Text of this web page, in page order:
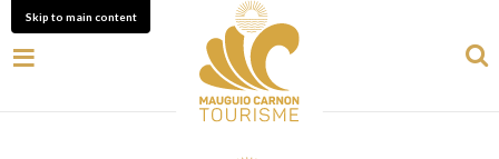
Skip to main content